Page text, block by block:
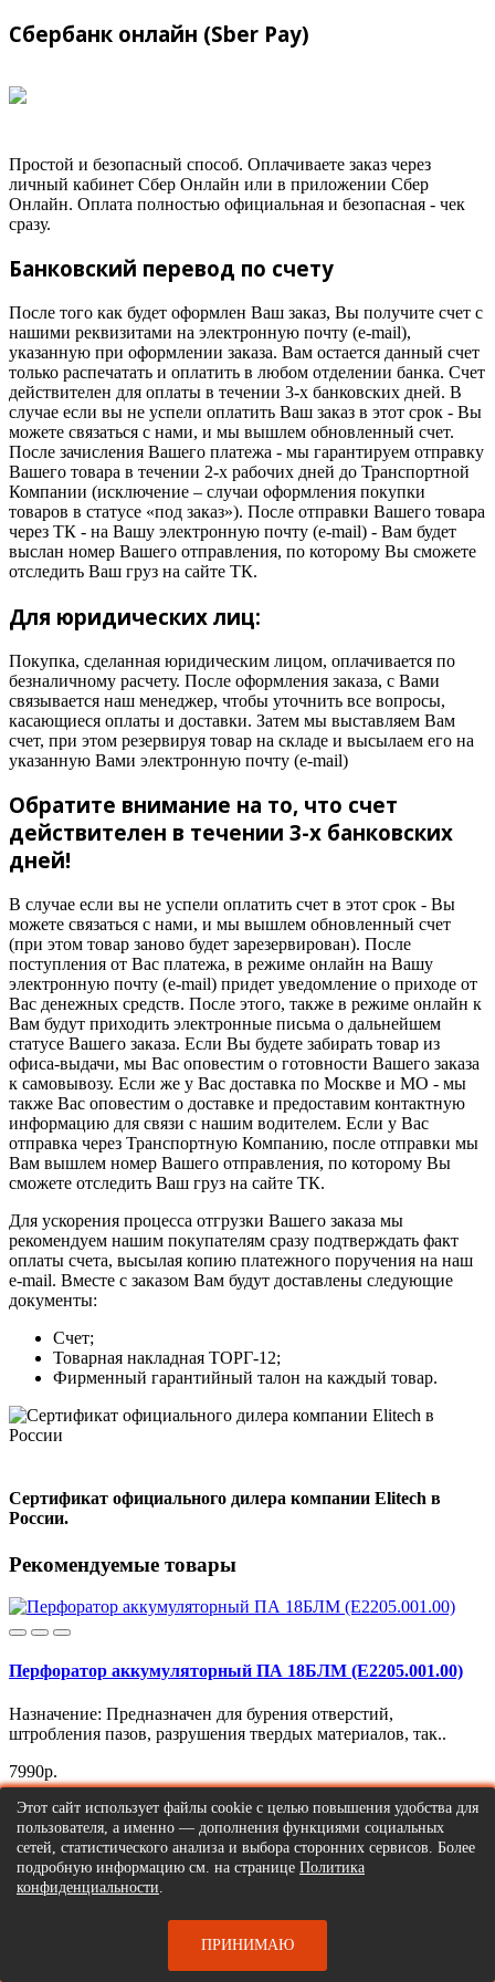
Сбербанк онлайн (Sber Pay)
Простой и безопасный способ. Оплачиваете заказ через
личный кабинет Сбер Онлайн или в приложении Сбер
Онлайн. Оплата полностью официальная и безопасная - чек
сразу.
Банковский перевод по счету
После того как будет оформлен Ваш заказ, Вы получите счет с
нашими реквизитами на электронную почту (e-mail),
указанную при оформлении заказа. Вам остается данный счет
только распечатать и оплатить в любом отделении банка. Счет
действителен для оплаты в течении 3-х банковских дней. В
случае если вы не успели оплатить Ваш заказ в этот срок - Вы
можете связаться с нами, и мы вышлем обновленный счет.
После зачисления Вашего платежа - мы гарантируем отправку
Вашего товара в течении 2-х рабочих дней до Транспортной
Компании (исключение – случаи оформления покупки
товаров в статусе «под заказ»). После отправки Вашего товара
через ТК - на Вашу электронную почту (e-mail) - Вам будет
выслан номер Вашего отправления, по которому Вы сможете
отследить Ваш груз на сайте ТК.
Для юридических лиц:
Покупка, сделанная юридическим лицом, оплачивается по
безналичному расчету. После оформления заказа, с Вами
связывается наш менеджер, чтобы уточнить все вопросы,
касающиеся оплаты и доставки. Затем мы выставляем Вам
счет, при этом резервируя товар на складе и высылаем его на
указанную Вами электронную почту (e-mail)
Обратите внимание на то, что счет
действителен в течении 3-х банковских
дней!
В случае если вы не успели оплатить счет в этот срок - Вы
можете связаться с нами, и мы вышлем обновленный счет
(при этом товар заново будет зарезервирован). После
поступления от Вас платежа, в режиме онлайн на Вашу
электронную почту (e-mail) придет уведомление о приходе от
Вас денежных средств. После этого, также в режиме онлайн к
Вам будут приходить электронные письма о дальнейшем
статусе Вашего заказа. Если Вы будете забирать товар из
офиса-выдачи, мы Вас оповестим о готовности Вашего заказа
к самовывозу. Если же у Вас доставка по Москве и МО - мы
также Вас оповестим о доставке и предоставим контактную
информацию для связи с нашим водителем. Если у Вас
отправка через Транспортную Компанию, после отправки мы
Вам вышлем номер Вашего отправления, по которому Вы
сможете отследить Ваш груз на сайте ТК.
Для ускорения процесса отгрузки Вашего заказа мы
рекомендуем нашим покупателям сразу подтверждать факт
оплаты счета, высылая копию платежного поручения на наш
e-mail. Вместе с заказом Вам будут доставлены следующие
документы:
Счет;
Товарная накладная ТОРГ-12;
Фирменный гарантийный талон на каждый товар.
Сертификат официального дилера компании Elitech в
России.
Рекомендуемые товары
Перфоратор аккумуляторный ПА 18БЛМ (Е2205.001.00)
Назначение: Предназначен для бурения отверстий,
штробления пазов, разрушения твердых материалов, так..
7990р.
Сообщить о поступлении
Этот сайт использует файлы cookie с целью повышения удобства для
пользователя, а именно — дополнения функциями социальных
сетей, статистического анализа и выбора сторонних сервисов. Более
подробную информацию см. на странице Политика
конфиденциальности.
ПРИНИМАЮ